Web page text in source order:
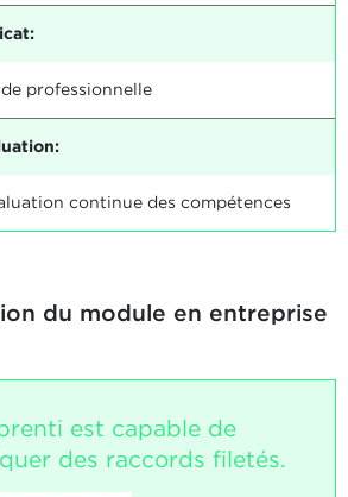
professionnelle
continue des compétences
du module en entreprise
est capable de
des raccords filetés.